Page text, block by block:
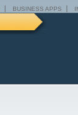
BUSINESS APPS